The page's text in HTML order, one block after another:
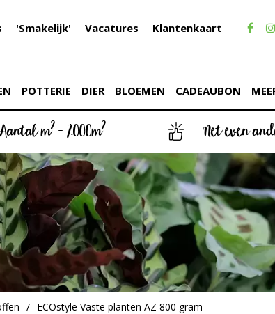
Aantal m2= 7.000m2 Net even
ECOstyle Vaste planten AZ 800 gram
'Smakelijk' Vacatures Klantenkaart
POTTERIE DIER BLOEMEN CADEAUBON